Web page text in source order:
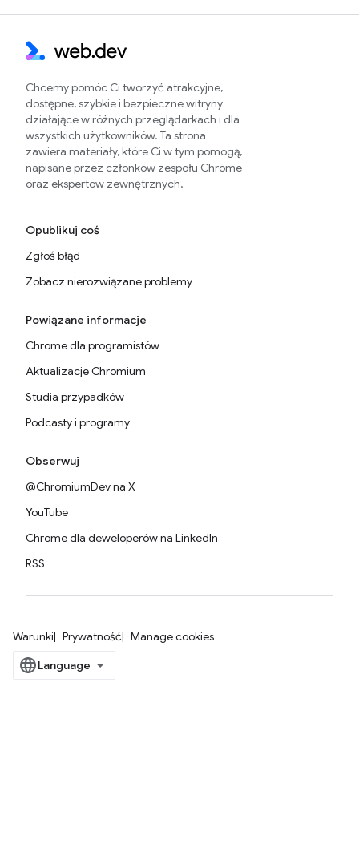
Chcemy pomóc Ci tworzyć atrakcyjne,
dostępne, szybkie i bezpieczne witryny
działające w różnych przeglądarkach i dla
wszystkich użytkowników. Ta strona
zawiera materiały, które Ci w tym pomogą,
napisane przez członków zespołu Chrome
oraz ekspertów zewnętrznych.
Opublikuj coś
Zgłoś błąd
Zobacz nierozwiązane problemy
Powiązane informacje
Chrome dla programistów
Aktualizacje Chromium
Studia przypadków
Podcasty i programy
Obserwuj
@ChromiumDev na X
YouTube
Chrome dla deweloperów na LinkedIn
RSS
Warunki Prywatność Manage cookies